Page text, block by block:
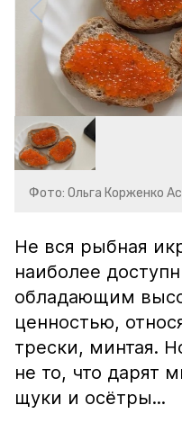
Фото: Ольга Корженко
Не вся рыбная
наиболее
обладающим
ценностью,
трески, минтая.
не то, что дарят
щуки и осётры...